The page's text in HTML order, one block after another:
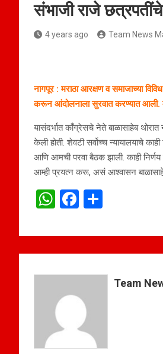
संभाजी राजे
4 years ago Team News
नागपूर : मराठा आरक्षण व समाजाच्या
करून आंदोलनाला सुरवात करण्यात आली.
यासंदर्भात काँग्रेसचे नेते बाळासाहेब
केली होती. शेवटी सर्वोच्च न्यायालयाचे
आणि आमची परवा बैठक झाली. काही
आम्ही प्रयत्न करू, असं आश्वासन
W
at
s
A
p
p
F
ce
b
o
o
k
ar
e
Team